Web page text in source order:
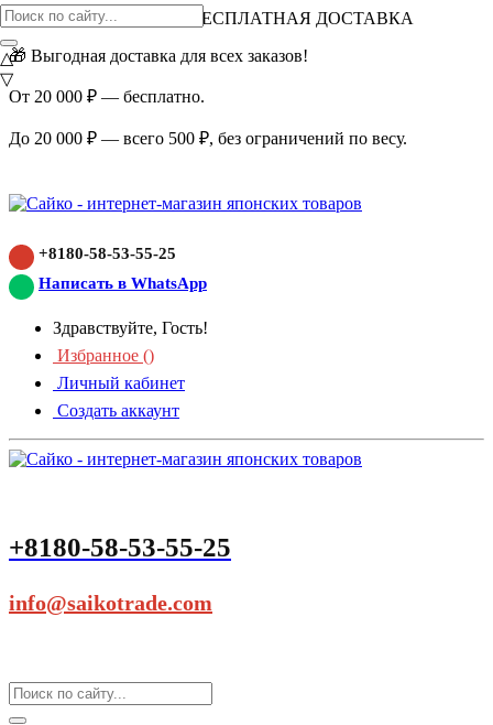
ВНИМАНИЕ АКЦИЯ!
БЕСПЛАТНАЯ ДОСТАВКА
🎁 Выгодная доставка для всех заказов!
От 20 000 ₽ — бесплатно.
До 20 000 ₽ — всего 500 ₽, без ограничений по весу.
+8180-58-53-55-25
Написать в WhatsApp
Здравствуйте, Гость!
Избранное ()
Личный кабинет
Создать аккаунт
+8180-58-53-55-25
info@saikotrade.com
△
▽